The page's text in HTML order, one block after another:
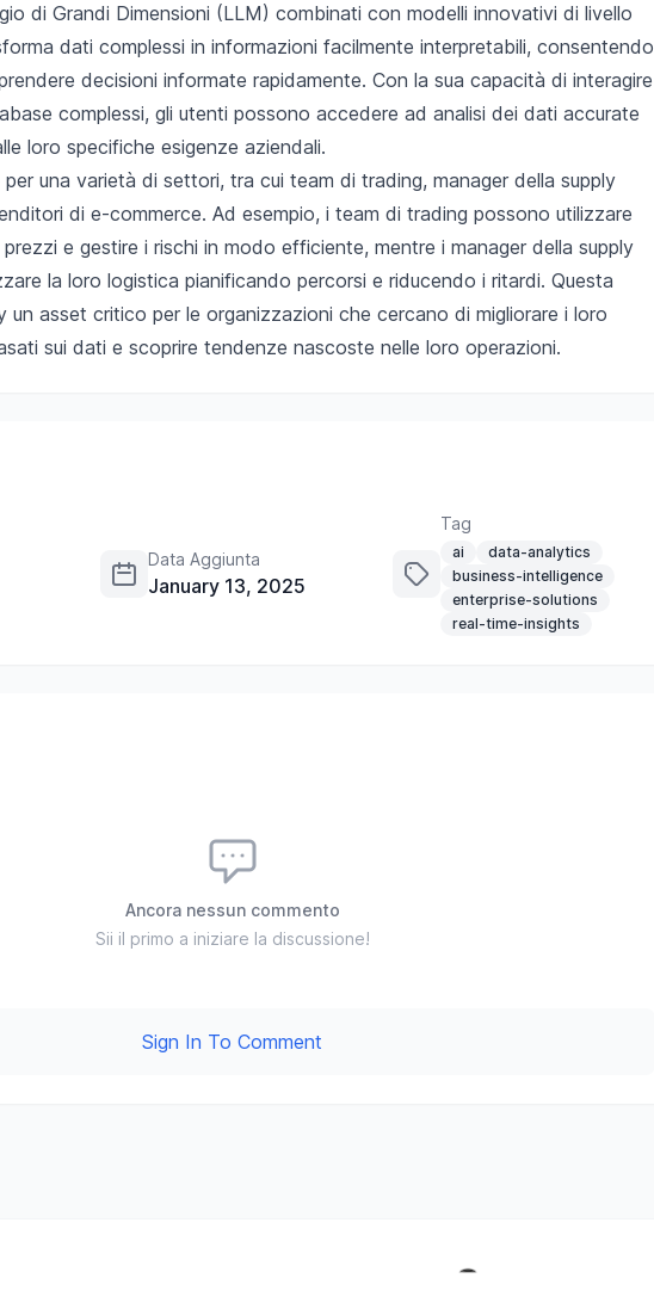
di Grandi Dimensioni (LLM) combinati con modelli innovativi di livello
dati complessi in informazioni facilmente interpretabili, consentendo
decisioni informate rapidamente. Con la sua capacità di interagire
complessi, gli utenti possono accedere ad analisi dei dati accurate
loro specifiche esigenze aziendali.
una varietà di settori, tra cui team di trading, manager della supply
di e-commerce. Ad esempio, i team di trading possono utilizzare
e gestire i rischi in modo efficiente, mentre i manager della supply
la loro logistica pianificando percorsi e riducendo i ritardi. Questa
un asset critico per le organizzazioni che cercano di migliorare i loro
sui dati e scoprire tendenze nascoste nelle loro operazioni.
Data Aggiunta
January 13, 2025
Tag
ai
data-analytics
business-intelligence
enterprise-solutions
real-time-insights
Ancora nessun commento
Sii il primo a iniziare la discussione!
Sign In To Comment